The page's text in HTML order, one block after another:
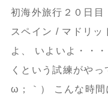
初海外旅行２０日目
スペイン / マドリッ
よ、 いよいよ・・
くという試練がやっ
ω；｀） こんな時